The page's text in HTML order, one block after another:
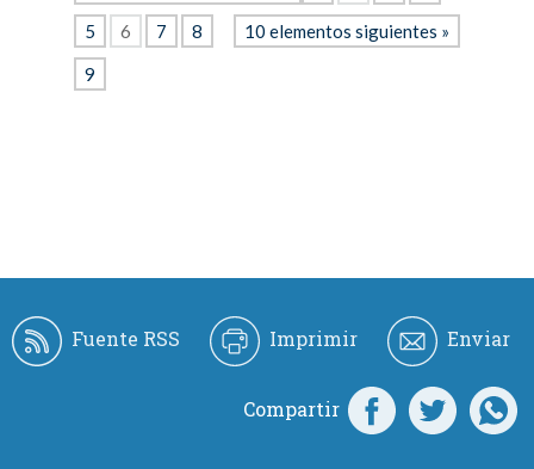
10 elementos siguientes »
5
6 7
8
9
Fuente RSS Imprimir Enviar
Compartir